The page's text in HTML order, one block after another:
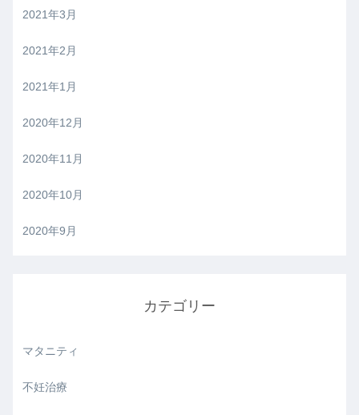
2021年3月
2021年2月
2021年1月
2020年12月
2020年11月
2020年10月
2020年9月
カテゴリー
マタニティ
不妊治療